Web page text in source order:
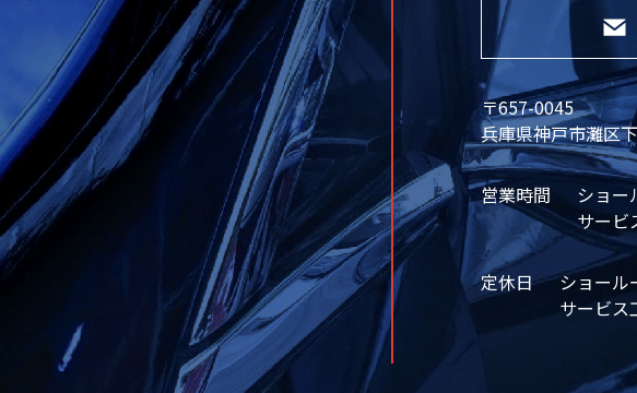
〒657-0045
兵庫県神戸市灘区
営業時間
ショー
サービ
定休日
ショール
サービス